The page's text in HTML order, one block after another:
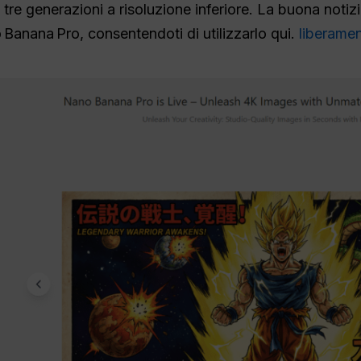
generazioni a risoluzione inferiore. La buona
Pro, consentendoti di utilizzarlo qui.